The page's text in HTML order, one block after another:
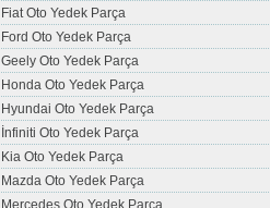
Fiat Oto Yedek Parça
Ford Oto Yedek Parça
Geely Oto Yedek Parça
Honda Oto Yedek Parça
Hyundai Oto Yedek Parça
İnfiniti Oto Yedek Parça
Kia Oto Yedek Parça
Mazda Oto Yedek Parça
Mercedes Oto Yedek Parça